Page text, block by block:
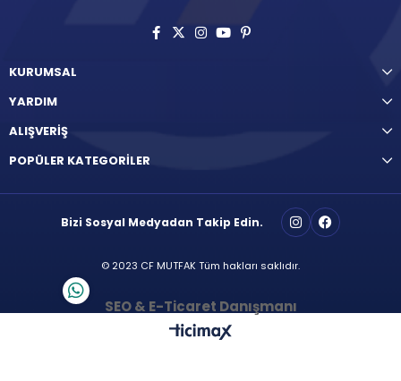
KURUMSAL
YARDIM
ALIŞVERİŞ
POPÜLER KATEGORİLER
Bizi Sosyal Medyadan Takip Edin.
© 2023 CF MUTFAK Tüm hakları saklıdır.
SEO & E-Ticaret Danışmanı